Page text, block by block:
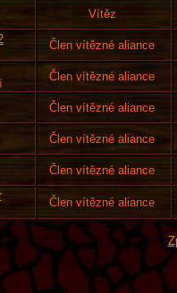
Vítěz
Člen vítězné aliance
Člen vítězné aliance
Člen vítězné aliance
Člen vítězné aliance
Člen vítězné aliance
Člen vítězné aliance